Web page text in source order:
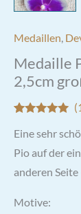
Medaillen,
Medaille
2,5cm
5.00von 5,
auf
(
Eine sehr
Pio auf der
anderen
Motive: